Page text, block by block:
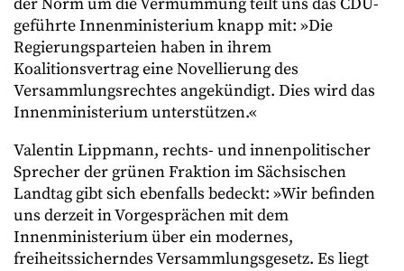
geführte Innenministerium knapp mit: »Die
Regierungsparteien haben in ihrem
Koalitionsvertrag eine Novellierung des
Versammlungsrechtes angekündigt. Dies wird das
Innenministerium unterstützen.«
Valentin Lippmann, rechts- und innenpolitischer
Sprecher der grünen Fraktion im Sächsischen
Landtag gibt sich ebenfalls bedeckt: »Wir befinden
uns derzeit in Vorgesprächen mit dem
Innenministerium über ein modernes,
freiheitssicherndes Versammlungsgesetz. Es liegt